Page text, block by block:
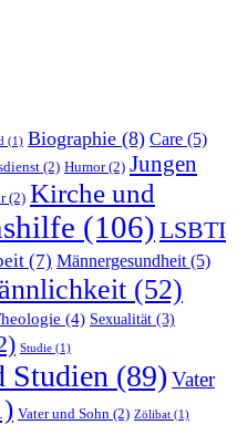
(1) Biographie (8) Care (5)
(2) Humor(2) Jungen
(2) Kirche und
(106) LSBTI
(7) Männergesundheit (5)
(52)
(4) Sexualität (3)
Studie (1)
Studien (89) Vater
Vater und Sohn (2) Zölibat (1)